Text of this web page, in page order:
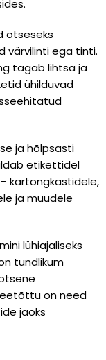
otseseks
värvilinti ega tinti.
tagab lihtsa ja
ühilduvad
ja hõlpsasti
etikettidel
kartongkastidele,
ja muudele
lühiajaliseks
tundlikum
on need
jaoks